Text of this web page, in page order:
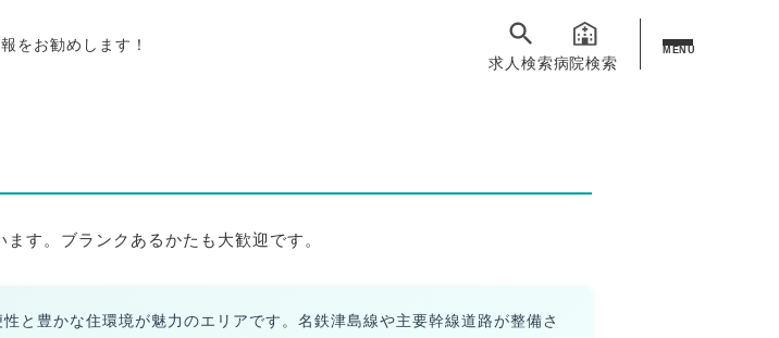
をお勧めします！
求人検索病院検索
MENU
す。ブランクあるかたも大歓迎です。
と豊かな住環境が魅力のエリアです。名鉄津島線や主要幹線道路が整備さ